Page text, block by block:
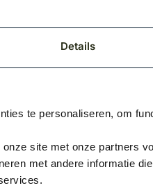
Details
te personaliseren, om
site met onze partners
met andere informatie